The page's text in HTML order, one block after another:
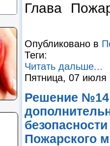
Глава
Опубликовано в
Теги:
Читать дальше...
Пятница, 07 июля
Решение №14
Пожарского